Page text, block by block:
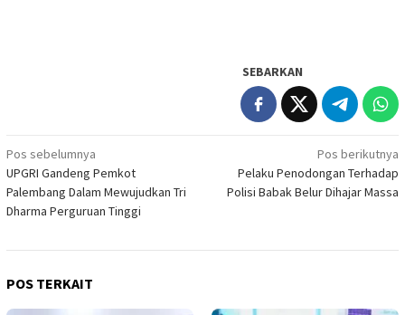
SEBARKAN
Navigasi
pos
Pos sebelumnya
UPGRI Gandeng Pemkot
Palembang Dalam Mewujudkan Tri
Dharma Perguruan Tinggi
Pos berikutnya
Pelaku Penodongan Terhadap
Polisi Babak Belur Dihajar Massa
POS TERKAIT